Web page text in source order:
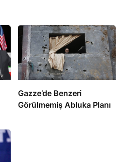
​​​​​​​Gazze’de Benzeri
Görülmemiş Abluka Planı